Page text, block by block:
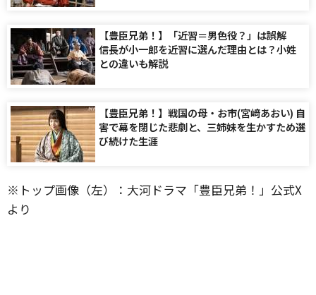
【豊臣兄弟！】「近習＝男色役？」は誤解
信長が小一郎を近習に選んだ理由とは？小姓
との違いも解説
【豊臣兄弟！】戦国の母・お市(宮﨑あおい) 自
害で幕を閉じた悲劇と、三姉妹を生かすため選
び続けた生涯
※トップ画像（左）：大河ドラマ「豊臣兄弟！」公式X
より